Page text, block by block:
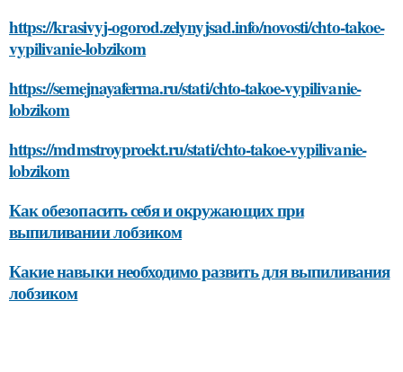
https://krasivyj-ogorod.zelynyjsad.info/novosti/chto-takoe-
vypilivanie-lobzikom
https://semejnayaferma.ru/stati/chto-takoe-vypilivanie-
lobzikom
https://mdmstroyproekt.ru/stati/chto-takoe-vypilivanie-
lobzikom
Как обезопасить себя и окружающих при
выпиливании лобзиком
Какие навыки необходимо развить для выпиливания
лобзиком